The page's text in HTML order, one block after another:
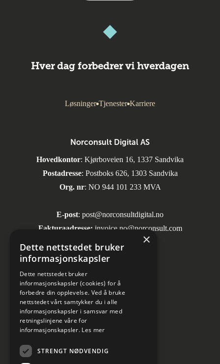
Hver dag forbedrer vi hverdagen
Løsninger Tjenester Karriere
Sosiale medier
Informasjon om personvern
Norconsult Digital AS
Hovedkontor: Kjørboveien 16, 1337 Sandvika
Postadresse: Postboks 626, 1303 Sandvika
Org. nr: NO 944 101 233 MVA
E-post: post@norconsultdigital.no
Fakturaadresse: invoice.no@norconsult.com
×
Dette nettstedet bruker
informasjonskapsler
Dette nettstedet bruker
informasjonskapsler (cookies) for å
forbedre din opplevelse. Ved å bruke
nettstedet vårt samtykker du i alle
informasjonskapsler i samsvar med
retningslinjene våre for
informasjonskapsler. Les mer
STRENGT NØDVENDIG